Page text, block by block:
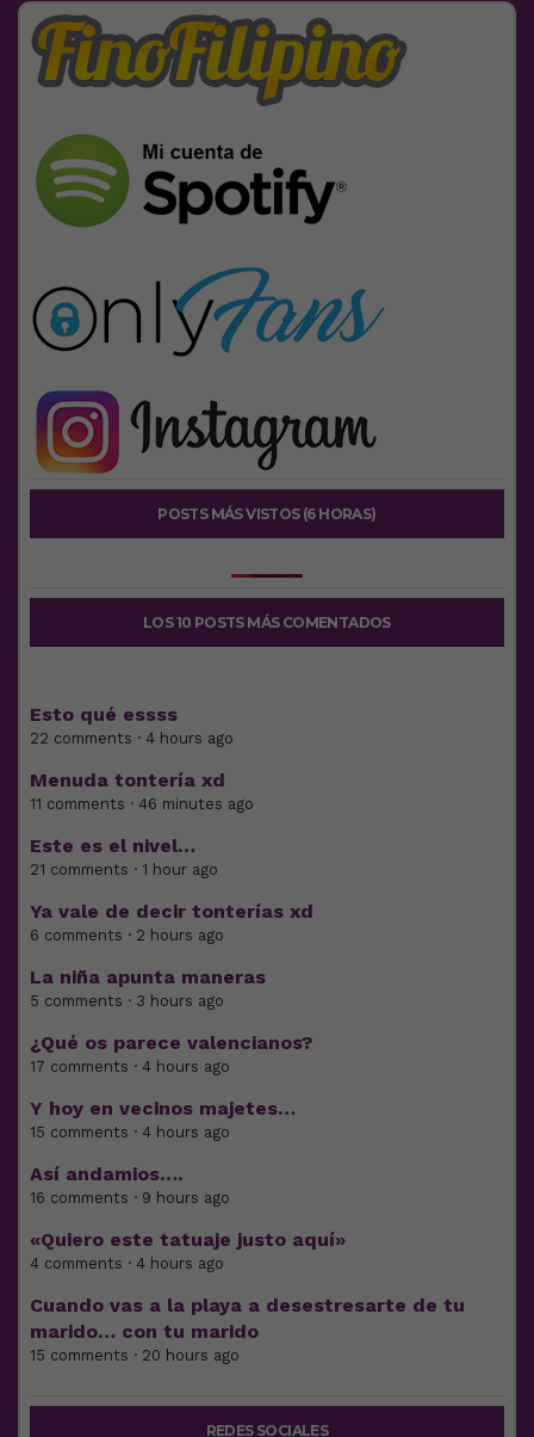
POSTS MÁS VISTOS (6 HORAS)
LOS 10 POSTS MÁS COMENTADOS
Esto qué essss
22 comments · 4 hours ago
Menuda tontería xd
11 comments · 46 minutes ago
Este es el nivel…
21 comments · 1 hour ago
Ya vale de decir tonterías xd
6 comments · 2 hours ago
La niña apunta maneras
5 comments · 3 hours ago
¿Qué os parece valencianos?
17 comments · 4 hours ago
Y hoy en vecinos majetes…
15 comments · 4 hours ago
Así andamios….
16 comments · 9 hours ago
«Quiero este tatuaje justo aquí»
4 comments · 4 hours ago
Cuando vas a la playa a desestresarte de tu
marido… con tu marido
15 comments · 20 hours ago
REDES SOCIALES